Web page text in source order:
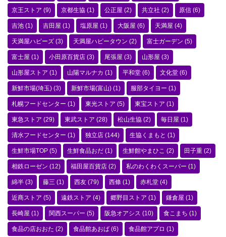
京王ストア (9) 京都生協 (1) 公正屋 (2) 共立社 (2) 原信 (6)
吉池 (1) 吉田屋 (1) 塩原屋 (1) 大阪屋 (6) 天満屋 (4)
天満屋ハピーズ (3) 天満屋ハピータウン (2) 富士ガーデン (5)
富士屋 (1) 小田原百貨店 (3) 尾張屋 (3) 山形屋 (3)
山形屋ストア (1) 山陽マルナカ (1) 平和堂 (6) 文化堂 (6)
新鮮市場(埼玉) (3) 新鮮市場(富山) (1) 服部タイヨー (1)
札幌フードセンター (1) 東光ストア (5) 東宝ストア (1)
東急ストア (29) 東武ストア (28) 松山生協 (2) 毎日屋 (1)
清水フードセンター (1) 独立店 (144) 生協くまもと (1)
生鮮市場TOP (5) 生鮮食品おだ (1) 生鮮館やまひこ (2) 田子重 (2)
相鉄ローゼン (12) 福田屋百貨店 (2) 私のわくわくスーパー (1)
綿半 (3) 藤三 (1) 西友 (79) 西條 (1) 赤札堂 (4)
近商ストア (5) 遠鉄ストア (4) 郷野目ストア (1) 鎌倉屋 (1)
長崎屋 (1) 関西スーパー (5) 阪急オアシス (10) 食こまち (1)
食品の店おおた (2) 食品館あおば (6) 食品館アプロ (1)